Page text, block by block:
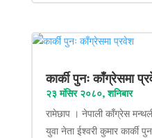
कार्की पुनः काँग्रेसमा
२३ मंसिर २०८०, शनिबार
रामेछाप । नेपाली काँग्रेस
युवा नेता ईश्वरी कुमार कार्की